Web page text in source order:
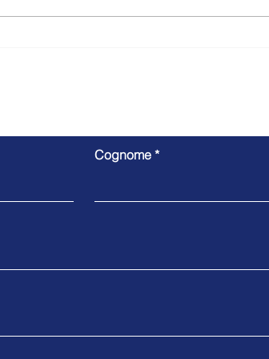
Cognome